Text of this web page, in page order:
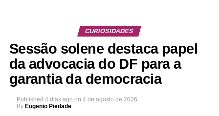
CURIOSIDADES
Sessão solene destaca papel
da advocacia do DF para a
garantia da democracia
Published 4 dias ago on 4 de agosto de 2026
By Eugenio Piedade